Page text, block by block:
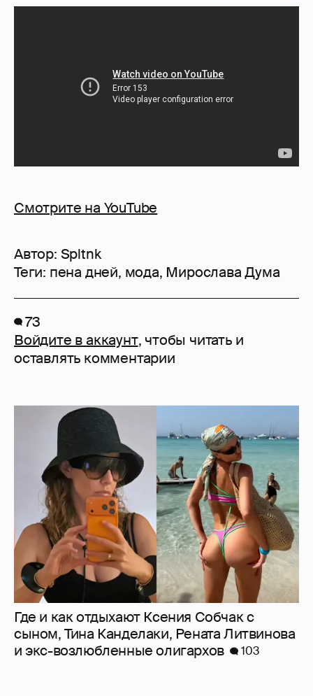
Смотрите на YouTube
Автор: Spltnk
Теги: пена дней, мода, Мирослава Дума
73
Войдите в аккаунт, чтобы читать и
оставлять комментарии
Где и как отдыхают Ксения Собчак с
сыном, Тина Канделаки, Рената Литвинова
и экс-возлюбленные олигархов
103